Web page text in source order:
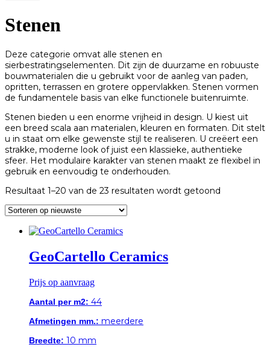
Stenen
Deze categorie omvat alle stenen en
sierbestratingselementen. Dit zijn de duurzame en robuuste
bouwmaterialen die u gebruikt voor de aanleg van paden,
opritten, terrassen en grotere oppervlakken. Stenen vormen
de fundamentele basis van elke functionele buitenruimte.
Stenen bieden u een enorme vrijheid in design. U kiest uit
een breed scala aan materialen, kleuren en formaten. Dit stelt
u in staat om elke gewenste stijl te realiseren. U creëert een
strakke, moderne look of juist een klassieke, authentieke
sfeer. Het modulaire karakter van stenen maakt ze flexibel in
gebruik en eenvoudig te onderhouden.
Resultaat 1–20 van de 23 resultaten wordt getoond
GeoCartello Ceramics
Prijs op aanvraag
Aantal per m2: 44
Afmetingen mm.: meerdere
Breedte: 10 mm